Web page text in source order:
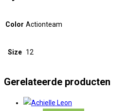
Color Actionteam
Size 12
Gerelateerde producten